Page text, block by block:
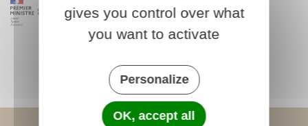
gives you control over what
you want to activate
Personalize
OK, accept all